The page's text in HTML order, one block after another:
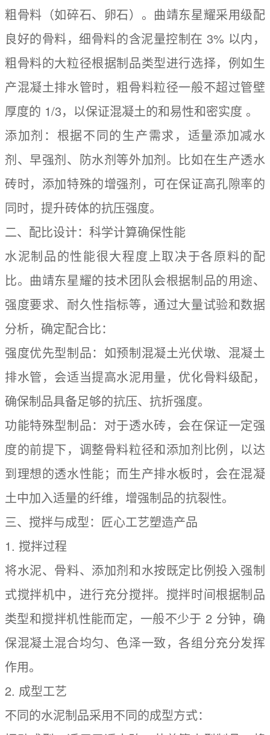
粗骨料（如碎石、卵石）。曲靖东星耀采用级配
良好的骨料，细骨料的含泥量控制在 3% 以内，
粗骨料的大粒径根据制品类型进行选择，例如生
产混凝土排水管时，粗骨料粒径一般不超过管壁
厚度的 1/3，以保证混凝土的和易性和密实度 。
添加剂：根据不同的生产需求，适量添加减水
剂、早强剂、防水剂等外加剂。比如在生产透水
砖时，添加特殊的增强剂，可在保证高孔隙率的
同时，提升砖体的抗压强度。
二、配比设计：科学计算确保性能
水泥制品的性能很大程度上取决于各原料的配
比。曲靖东星耀的技术团队会根据制品的用途、
强度要求、耐久性指标等，通过大量试验和数据
分析，确定配合比：
强度优先型制品：如预制混凝土光伏墩、混凝土
排水管，会适当提高水泥用量，优化骨料级配，
确保制品具备足够的抗压、抗折强度。
功能特殊型制品：对于透水砖，会在保证一定强
度的前提下，调整骨料粒径和添加剂比例，以达
到理想的透水性能；而生产排水板时，会在混凝
土中加入适量的纤维，增强制品的抗裂性。
三、搅拌与成型：匠心工艺塑造产品
1. 搅拌过程
将水泥、骨料、添加剂和水按既定比例投入强制
式搅拌机中，进行充分搅拌。搅拌时间根据制品
类型和搅拌机性能而定，一般不少于 2 分钟，确
保混凝土混合均匀、色泽一致，各组分充分发挥
作用。
2. 成型工艺
不同的水泥制品采用不同的成型方式：